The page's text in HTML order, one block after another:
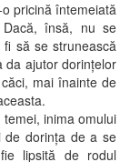
pricină întemeiată
însă, nu se
să se strunească
da ajutor dorinţelor
mai înainte de
inima omului
de dorinţa de a se
lipsită de rodul